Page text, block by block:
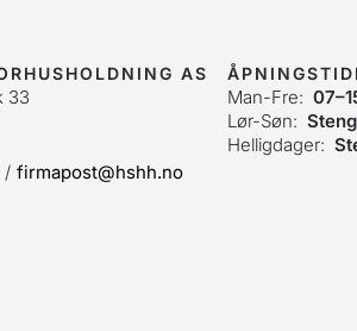
AS
33
/ firmapost@hshh.no
Man-Fre:
Lør-Søn:
Helligdager: